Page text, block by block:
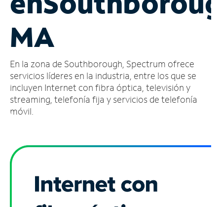
cuenta
Encuentra
tienda
MA
En la zona de Southborough, Spectrum ofrece
servicios líderes en la industria, entre los que se
incluyen Internet con fibra óptica, televisión y
streaming, telefonía fija y servicios de telefonía
móvil.